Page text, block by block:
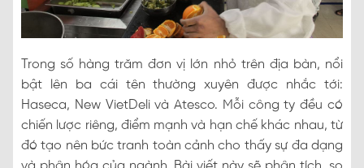
Trong số hàng trăm đơn vị lớn nhỏ trên địa bàn, nổi
bật lên ba cái tên thường xuyên được nhắc tới:
Haseca, New VietDeli và Atesco. Mỗi công ty đều có
chiến lược riêng, điểm mạnh và hạn chế khác nhau, từ
đó tạo nên bức tranh toàn cảnh cho thấy sự đa dạng